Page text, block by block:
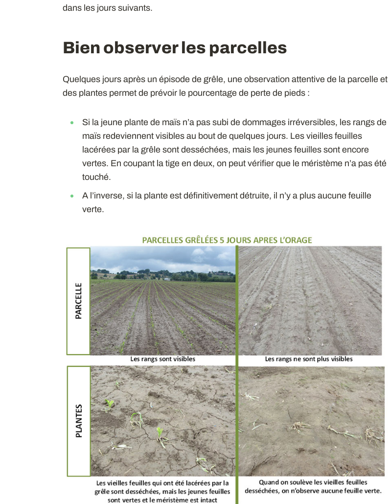
dans les jours suivants.
Bien observer les parcelles
Quelques jours après un épisode de grêle, une observation attentive de la parcelle et
des plantes permet de prévoir le pourcentage de perte de pieds :
Si la jeune plante de maïs n’a pas subi de dommages irréversibles, les rangs de
maïs redeviennent visibles au bout de quelques jours. Les vieilles feuilles
lacérées par la grêle sont desséchées, mais les jeunes feuilles sont encore
vertes. En coupant la tige en deux, on peut vérifier que le méristème n’a pas été
touché.
A l’inverse, si la plante est définitivement détruite, il n’y a plus aucune feuille
verte.